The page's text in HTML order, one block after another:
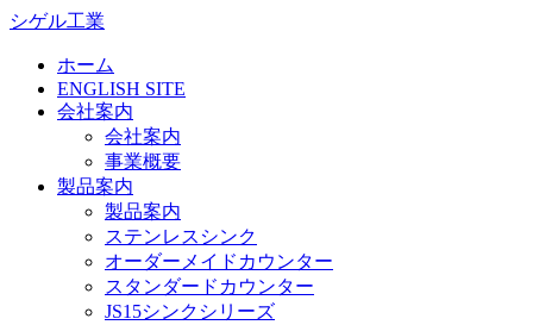
シゲル工業
ホーム
ENGLISH SITE
会社案内
会社案内
事業概要
製品案内
製品案内
ステンレスシンク
オーダーメイドカウンター
スタンダードカウンター
JS15シンクシリーズ